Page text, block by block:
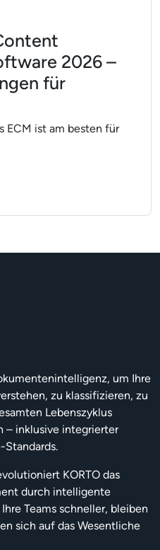
2026 –
für
ECM ist am besten für
Enterprise Content
um Ihre
zu klassifizieren, zu
Lebenszyklus
– inklusive integrierter
KORTO das
durch intelligente
Teams schneller, bleiben
sich auf das Wesentliche